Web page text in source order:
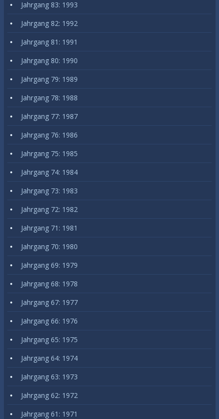
Jahrgang 83: 1993
Jahrgang 82: 1992
Jahrgang 81: 1991
Jahrgang 80: 1990
Jahrgang 79: 1989
Jahrgang 78: 1988
Jahrgang 77: 1987
Jahrgang 76: 1986
Jahrgang 75: 1985
Jahrgang 74: 1984
Jahrgang 73: 1983
Jahrgang 72: 1982
Jahrgang 71: 1981
Jahrgang 70: 1980
Jahrgang 69: 1979
Jahrgang 68: 1978
Jahrgang 67: 1977
Jahrgang 66: 1976
Jahrgang 65: 1975
Jahrgang 64: 1974
Jahrgang 63: 1973
Jahrgang 62: 1972
Jahrgang 61: 1971